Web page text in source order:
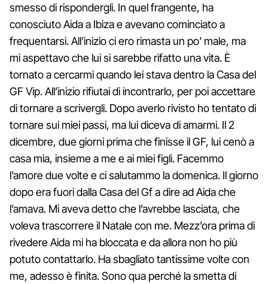
smesso di rispondergli. In quel frangente, ha
conosciuto Aida a Ibiza e avevano cominciato a
frequentarsi. All’inizio ci ero rimasta un po’ male, ma
mi aspettavo che lui si sarebbe rifatto una vita. È
tornato a cercarmi quando lei stava dentro la Casa del
GF Vip. All’inizio rifiutai di incontrarlo, per poi accettare
di tornare a scrivergli. Dopo averlo rivisto ho tentato di
tornare sui miei passi, ma lui diceva di amarmi. Il 2
dicembre, due giorni prima che finisse il GF, lui cenò a
casa mia, insieme a me e ai miei figli. Facemmo
l’amore due volte e ci salutammo la domenica. Il giorno
dopo era fuori dalla Casa del Gf a dire ad Aida che
l’amava. Mi aveva detto che l’avrebbe lasciata, che
voleva trascorrere il Natale con me. Mezz’ora prima di
rivedere Aida mi ha bloccata e da allora non ho più
potuto contattarlo. Ha sbagliato tantissime volte con
me, adesso è finita. Sono qua perché la smetta di